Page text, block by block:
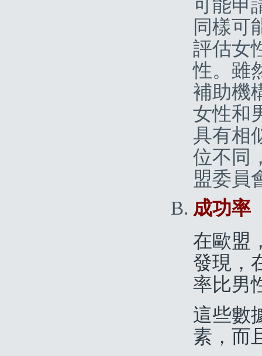
可能申
同樣可
評估女
性。雖
補助機
女性和
具有相
位不同
盟委員
成功率
在歐盟
發現，
率比男
這些數
素，而